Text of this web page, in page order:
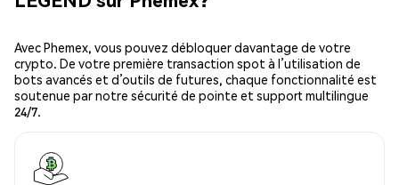
Avec Phemex, vous pouvez débloquer davantage de votre
crypto. De votre première transaction spot à l’utilisation de
bots avancés et d’outils de futures, chaque fonctionnalité est
soutenue par notre sécurité de pointe et support multilingue
24/7.